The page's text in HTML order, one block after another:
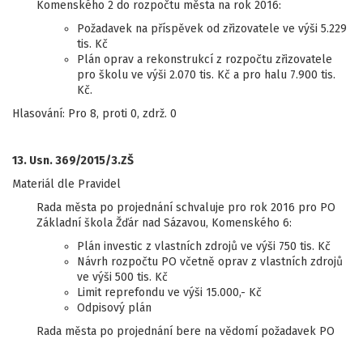
Komenského 2 do rozpočtu města na rok 2016:
Požadavek na příspěvek od zřizovatele ve výši 5.229
tis. Kč
Plán oprav a rekonstrukcí z rozpočtu zřizovatele
pro školu ve výši 2.070 tis. Kč a pro halu 7.900 tis.
Kč.
Hlasování: Pro 8, proti 0, zdrž. 0
13. Usn. 369/2015/3.ZŠ
Materiál dle Pravidel
Rada města po projednání schvaluje pro rok 2016 pro PO
Základní škola Žďár nad Sázavou, Komenského 6:
Plán investic z vlastních zdrojů ve výši 750 tis. Kč
Návrh rozpočtu PO včetně oprav z vlastních zdrojů
ve výši 500 tis. Kč
Limit reprefondu ve výši 15.000,- Kč
Odpisový plán
Rada města po projednání bere na vědomí požadavek PO